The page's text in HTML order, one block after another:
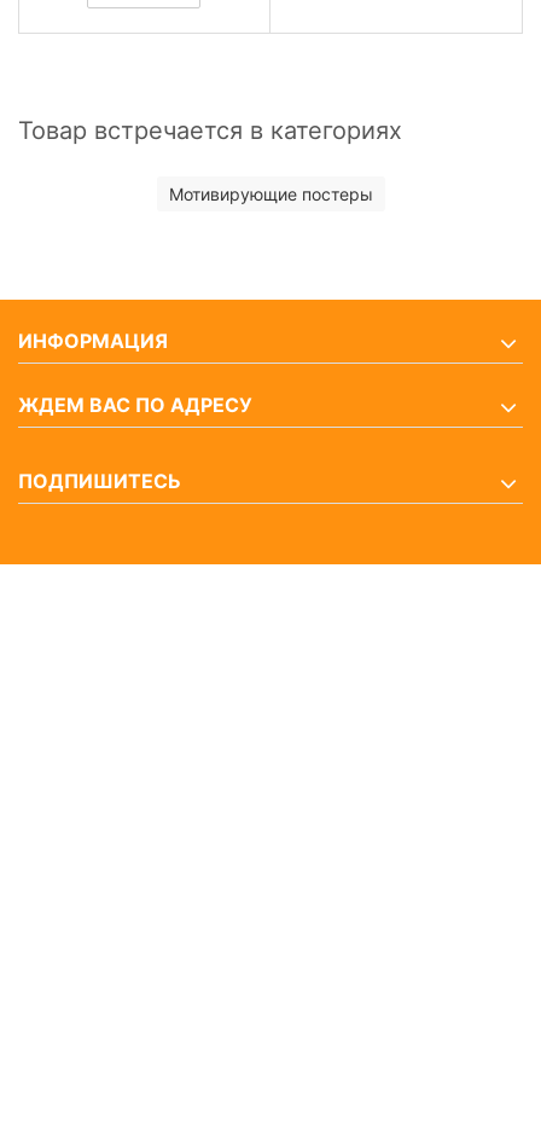
Товар встречается в категориях
Мотивирующие постеры
ИНФОРМАЦИЯ
ЖДЕМ ВАС ПО АДРЕСУ
ПОДПИШИТЕСЬ